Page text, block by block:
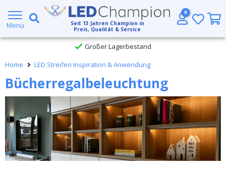
Menu Seit 13 Jahren Champion in
Preis, Qualität & Service
5 Jahre Garantie
Großer Lagerbestand
Kostenloser Versand ab € 49,- (DHL)
Heute bestellt, am selben Tag verschickt
Home LED Streifen Inspiration & Anwendung
Bücherregalbeleuchtung